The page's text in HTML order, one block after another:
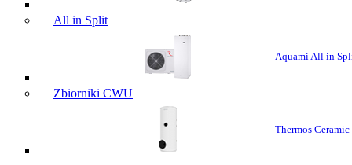
All in Split
Aquami All in
Zbiorniki CWU
Thermos Ceramic